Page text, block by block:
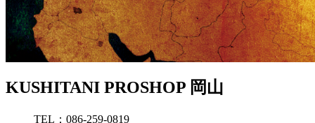
KUSHITANI PROSHOP 岡山
TEL：086-259-0819